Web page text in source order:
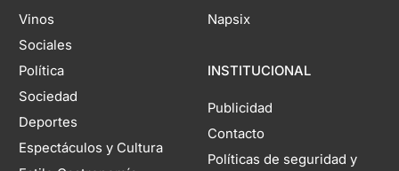
Vinos
Sociales
Política
Sociedad
Deportes
Espectáculos y Cultura
Napsix
INSTITUCIONAL
Publicidad
Contacto
Políticas de seguridad y